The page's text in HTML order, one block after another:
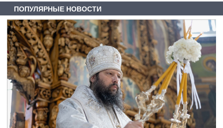
ПОПУЛЯРНЫЕ НОВОСТИ